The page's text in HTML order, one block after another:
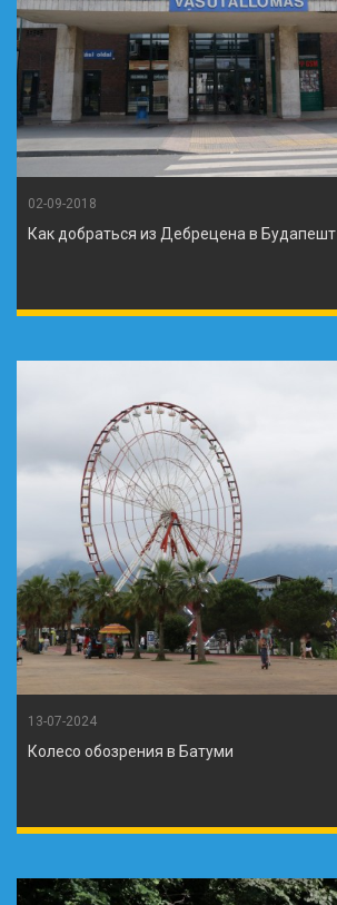
02-09-2018
Как добраться из Дебрецена в Будапешт
13-07-2024
Колесо обозрения в Батуми